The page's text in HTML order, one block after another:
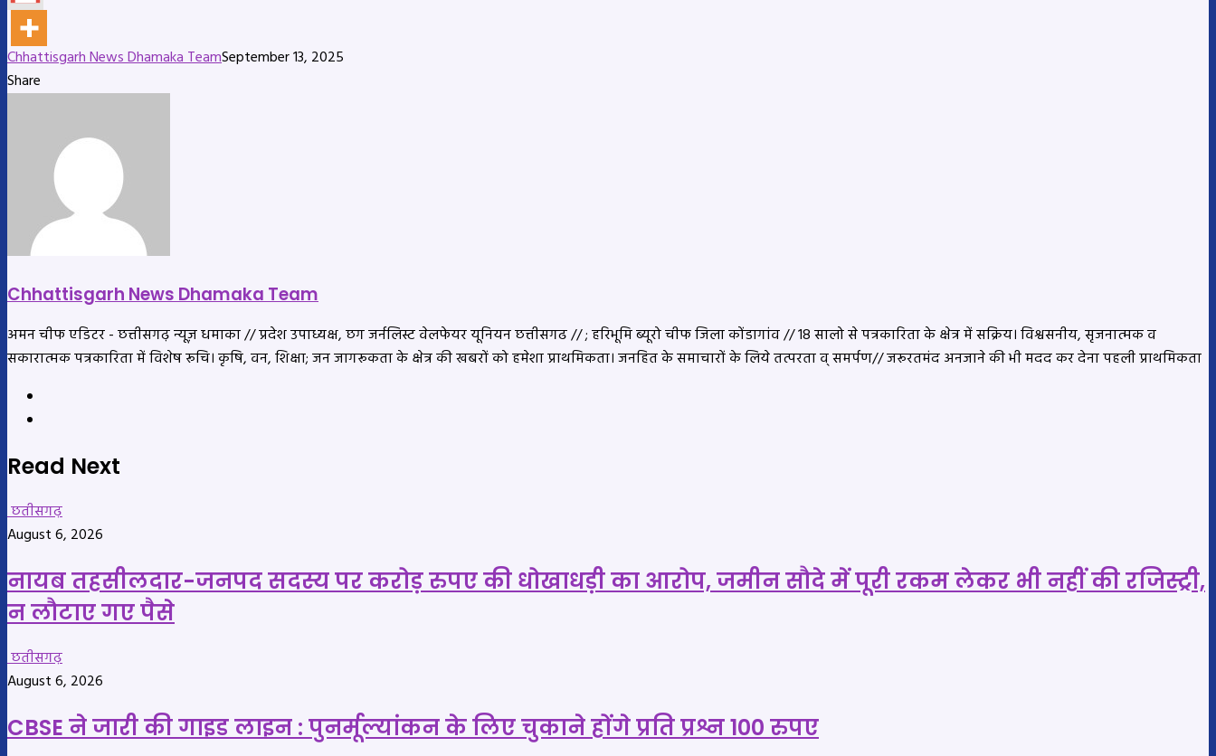
Chhattisgarh News Dhamaka TeamSeptember 13, 2025
Share
Chhattisgarh News Dhamaka Team
अमन चीफ एडिटर - छत्तीसगढ़ न्यूज़ धमाका // प्रदेश उपाध्यक्ष, छग जर्नलिस्ट वेलफेयर यूनियन छत्तीसगढ // ; हरिभूमि ब्यूरो चीफ जिला कोंडागांव // 18 सालो से पत्रकारिता के क्षेत्र में सक्रिय। विश्वसनीय, सृजनात्मक व
सकारात्मक पत्रकारिता में विशेष रूचि। कृषि, वन, शिक्षा; जन जागरूकता के क्षेत्र की खबरों को हमेशा प्राथमिकता। जनहित के समाचारों के लिये तत्परता व् समर्पण// जरूरतमंद अनजाने की भी मदद कर देना पहली प्राथमिकता
Read Next
छतीसगढ़
August 6, 2026
नायब तहसीलदार-जनपद सदस्य पर करोड़ रुपए की धोखाधड़ी का आरोप, जमीन सौदे में पूरी रकम लेकर भी नहीं की रजिस्ट्री,
न लौटाए गए पैसे
छतीसगढ़
August 6, 2026
CBSE ने जारी की गाइड लाइन : पुनर्मूल्यांकन के लिए चुकाने होंगे प्रति प्रश्न 100 रुपए